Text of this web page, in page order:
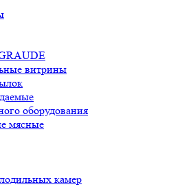
витрины
оборудования
мясные
камер